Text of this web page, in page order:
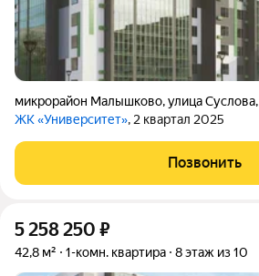
микрорайон Малышково,улица Суслова,
ЖК «Университет», 2 квартал 2025
Позвонить
5 258 250 ₽
42,8 м² 1-комн. квартира 8 этаж из 10